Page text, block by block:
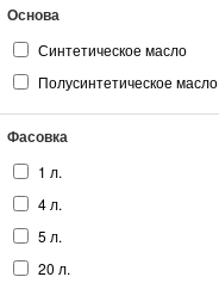
Основа
Синтетическое масло
Полусинтетическое масло
Фасовка
1 л.
4 л.
5 л.
20 л.